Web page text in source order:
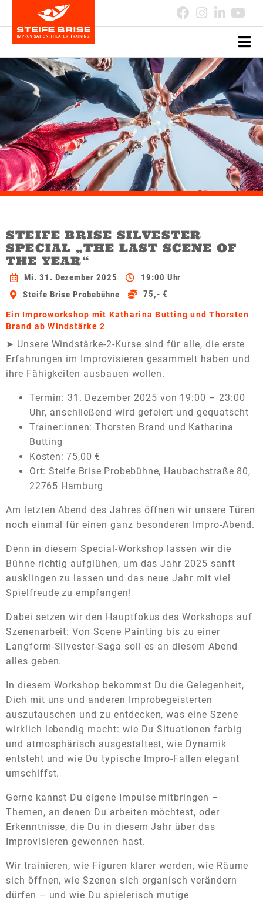
STEIFE BRISE SILVESTER
SPECIAL „THE LAST SCENE OF
THE YEAR“
Mi. 31. Dezember 2025
19:00 Uhr
Steife Brise Probebühne
75,- €
Ein Improworkshop mit Katharina Butting und Thorsten
Brand ab Windstärke 2
➤ Unsere Windstärke-2-Kurse sind für alle, die erste
Erfahrungen im Improvisieren gesammelt haben und
ihre Fähigkeiten ausbauen wollen.
Termin: 31. Dezember 2025 von 19:00 – 23:00
Uhr, anschließend wird gefeiert und gequatscht
Trainer:innen: Thorsten Brand und Katharina
Butting
Kosten: 75,00 €
Ort: Steife Brise Probebühne, Haubachstraße 80,
22765 Hamburg
Am letzten Abend des Jahres öffnen wir unsere Türen
noch einmal für einen ganz besonderen Impro-Abend.
Denn in diesem Special-Workshop lassen wir die
Bühne richtig aufglühen, um das Jahr 2025 sanft
ausklingen zu lassen und das neue Jahr mit viel
Spielfreude zu empfangen!
Dabei setzen wir den Hauptfokus des Workshops auf
Szenenarbeit: Von Scene Painting bis zu einer
Langform-Silvester-Saga soll es an diesem Abend
alles geben.
In diesem Workshop bekommst Du die Gelegenheit,
Dich mit uns und anderen Improbegeisterten
auszutauschen und zu entdecken, was eine Szene
wirklich lebendig macht: wie Du Situationen farbig
und atmosphärisch ausgestaltest, wie Dynamik
entsteht und wie Du typische Impro-Fallen elegant
umschiffst.
Gerne kannst Du eigene Impulse mitbringen –
Themen, an denen Du arbeiten möchtest, oder
Erkenntnisse, die Du in diesem Jahr über das
Improvisieren gewonnen hast.
Wir trainieren, wie Figuren klarer werden, wie Räume
sich öffnen, wie Szenen sich organisch verändern
dürfen – und wie Du spielerisch mutige